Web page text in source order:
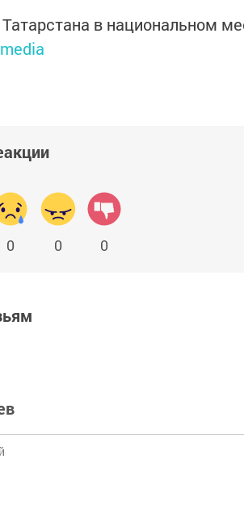
в национальном
0 0 0